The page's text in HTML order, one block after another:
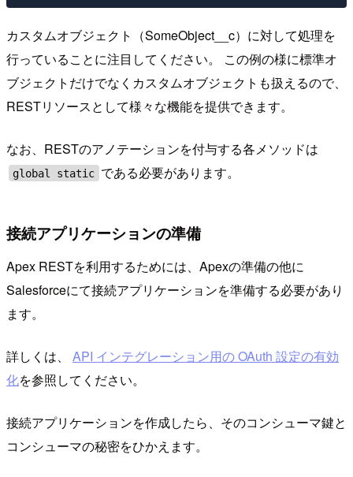
カスタムオブジェクト（SomeObject__c）に対して処理を
行っていることに注目してください。 この例の様に標準オ
ブジェクトだけでなくカスタムオブジェクトも扱えるので、
RESTリソースとして様々な機能を提供できます。
なお、RESTのアノテーションを付与する各メソッドは
global static である必要があります。
接続アプリケーションの準備
Apex RESTを利用するためには、Apexの準備の他に
Salesforceにて接続アプリケーションを準備する必要があり
ます。
詳しくは、 API インテグレーション用の OAuth 設定の有効
化を参照してください。
接続アプリケーションを作成したら、そのコンシューマ鍵と
コンシューマの秘密をひかえます。